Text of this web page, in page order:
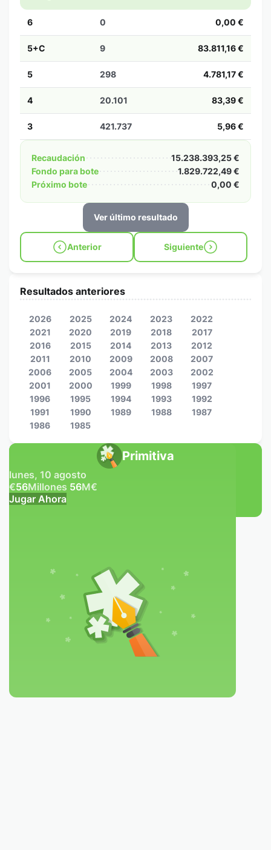
6 0 0,00 €
5+C 9 83.811,16 €
5 298 4.781,17 €
4 20.101 83,39 €
3 421.737 5,96 €
Recaudación
15.238.393,25 €
Fondo para bote
1.829.722,49 €
Próximo bote
0,00 €
Ver último resultado
Anterior Siguiente
Primitiva
lunes, 10 agosto
€56Millones 56M€
Jugar Ahora
Resultados anteriores
2026 2025 2024 2023
2022
2021
2020 2019 2018
2017
2016
2015 2014 2013
2012
2011
2010 2009 2008
2007
2006
2005 2004 2003
2002
2001
2000 1999 1998
1997
1996
1995 1994 1993
1992
1991
1990 1989 1988
1987
1986
1985